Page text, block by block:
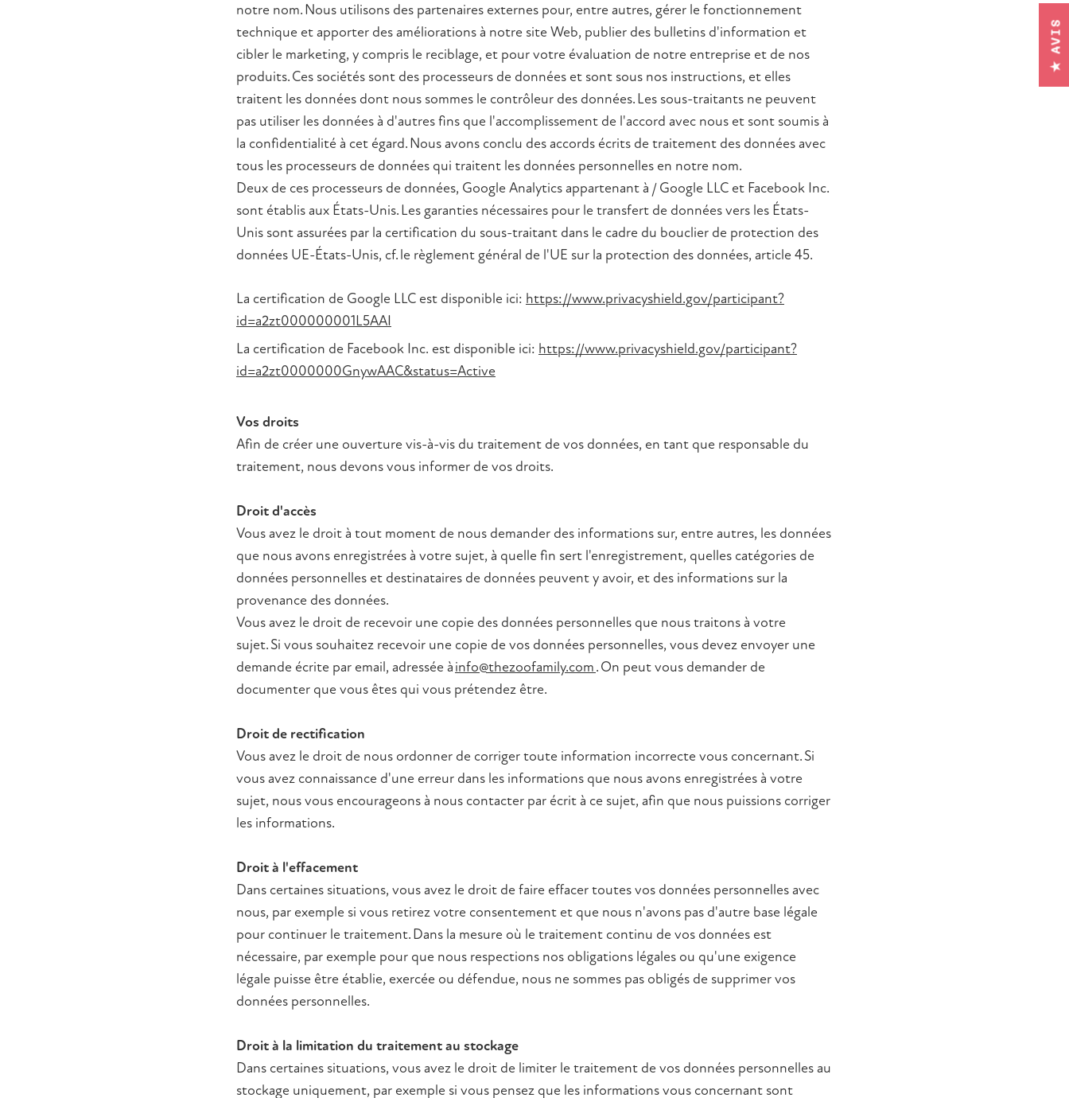
notre nom. Nous utilisons des partenaires externes pour, entre autres, gérer le fonctionnement
technique et apporter des améliorations à notre site Web, publier des bulletins d'information et
cibler le marketing, y compris le reciblage, et pour votre évaluation de notre entreprise et de nos
produits. Ces sociétés sont des processeurs de données et sont sous nos instructions, et elles
traitent les données dont nous sommes le contrôleur des données. Les sous-traitants ne peuvent
pas utiliser les données à d'autres fins que l'accomplissement de l'accord avec nous et sont soumis à
la confidentialité à cet égard. Nous avons conclu des accords écrits de traitement des données avec
tous les processeurs de données qui traitent les données personnelles en notre nom.
Deux de ces processeurs de données, Google Analytics appartenant à / Google LLC et Facebook Inc.
sont établis aux États-Unis. Les garanties nécessaires pour le transfert de données vers les États-
Unis sont assurées par la certification du sous-traitant dans le cadre du bouclier de protection des
données UE-États-Unis, cf. le règlement général de l'UE sur la protection des données, article 45.
La certification de Google LLC est disponible ici: https://www.privacyshield.gov/participant?
id=a2zt000000001L5AAI
La certification de Facebook Inc. est disponible ici: https://www.privacyshield.gov/participant?
id=a2zt0000000GnywAAC&status=Active
Vos droits
Afin de créer une ouverture vis-à-vis du traitement de vos données, en tant que responsable du
traitement, nous devons vous informer de vos droits.
Droit d'accès
Vous avez le droit à tout moment de nous demander des informations sur, entre autres, les données
que nous avons enregistrées à votre sujet, à quelle fin sert l'enregistrement, quelles catégories de
données personnelles et destinataires de données peuvent y avoir, et des informations sur la
provenance des données.
Vous avez le droit de recevoir une copie des données personnelles que nous traitons à votre
sujet. Si vous souhaitez recevoir une copie de vos données personnelles, vous devez envoyer une
demande écrite par email, adressée àinfo@thezoofamily.com. On peut vous demander de
documenter que vous êtes qui vous prétendez être.
Droit de rectification
Vous avez le droit de nous ordonner de corriger toute information incorrecte vous concernant. Si
vous avez connaissance d'une erreur dans les informations que nous avons enregistrées à votre
sujet, nous vous encourageons à nous contacter par écrit à ce sujet, afin que nous puissions corriger
les informations.
Droit à l'effacement
Dans certaines situations, vous avez le droit de faire effacer toutes vos données personnelles avec
nous, par exemple si vous retirez votre consentement et que nous n'avons pas d'autre base légale
pour continuer le traitement. Dans la mesure où le traitement continu de vos données est
nécessaire, par exemple pour que nous respections nos obligations légales ou qu'une exigence
légale puisse être établie, exercée ou défendue, nous ne sommes pas obligés de supprimer vos
données personnelles.
Droit à la limitation du traitement au stockage
Dans certaines situations, vous avez le droit de limiter le traitement de vos données personnelles au
stockage uniquement, par exemple si vous pensez que les informations vous concernant sont
★ AVIS